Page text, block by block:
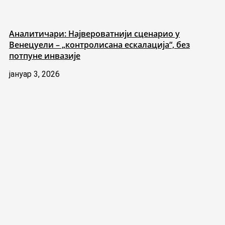
Аналитичари: Највероватнији сценарио у
Венецуели – „контролисана ескалација“, без
потпуне инвазије
јануар 3, 2026